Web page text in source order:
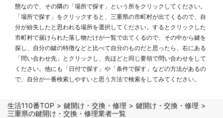
態なので、その隣の「場所で探す」という所をクリックしてください。
「場所で探す」をクリックすると、三重県の市町村が出てくるので、自
分が紛失したと思われる場所を選択してください。するとクリックした
市町村で届けられた落し物だけが一覧で出てくるので、その中から鍵を
探し、自分の鍵の特徴などと比べて自分のものだと思ったら、右にある
「問い合わせ先」とクリックし、先ほどと同じ要領で問い合わせをして
ください。他にも「日付で探す」や「条件で探す」などの方法があるの
で、自分が一番検索しやすいと思う方法で検索をしてみてください。
生活110番TOP 鍵開け・交換・修理
鍵開け・交換・修理
三重県の鍵開け・交換・修理業者一覧